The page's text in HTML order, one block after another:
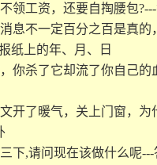
领工资，还要自掏腰包
息不一定百分之百是真的
纸上的年、月、日
你杀了它却流了你自己的
开了暖气，关上门窗，为
下,请问现在该做什么呢